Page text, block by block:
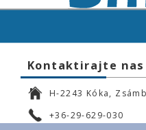
Kontaktirajte nas
H-2243 Kóka,
+36-29-629-030